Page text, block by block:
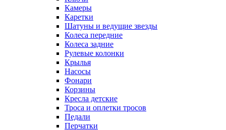
Камеры
Каретки
Шатуны и ведущие звезды
Колеса передние
Колеса задние
Рулевые колонки
Крылья
Насосы
Фонари
Корзины
Кресла детские
Троса и оплетки тросов
Педали
Перчатки